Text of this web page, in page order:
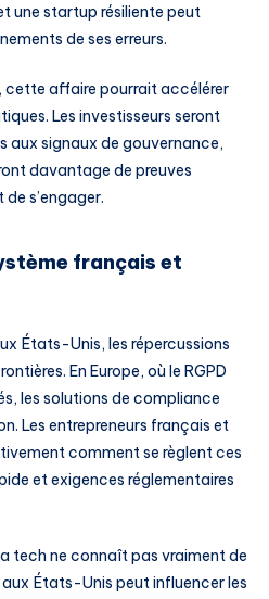
une startup résiliente peut
de ses erreurs.
cette affaire pourrait accélérer
Les investisseurs seront
signaux de gouvernance,
davantage de preuves
s’engager.
français et
États-Unis, les répercussions
En Europe, où le RGPD
les solutions de compliance
Les entrepreneurs français et
comment se règlent ces
et exigences réglementaires
tech ne connaît pas vraiment de
États-Unis peut influencer les